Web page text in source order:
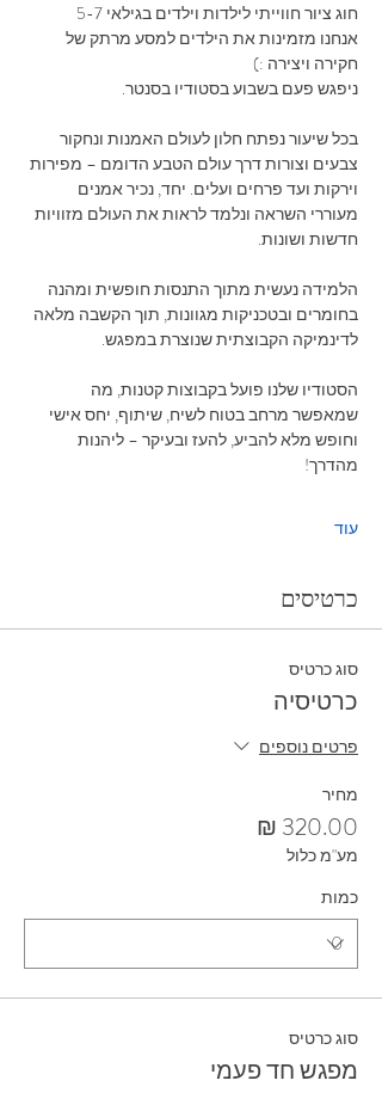
חוג ציור חווייתי לילדות וילדים בגילאי 5-7
אנחנו מזמינות את הילדים למסע מרתק של
חקירה ויצירה :)
ניפגש פעם בשבוע בסטודיו בסנטר.
בכל שיעור נפתח חלון לעולם האמנות ונחקור
צבעים וצורות דרך עולם הטבע הדומם – מפירות
וירקות ועד פרחים ועלים. יחד, נכיר אמנים
מעוררי השראה ונלמד לראות את העולם מזוויות
חדשות ושונות.
הלמידה נעשית מתוך התנסות חופשית ומהנה
בחומרים ובטכניקות מגוונות, תוך הקשבה מלאה
לדינמיקה הקבוצתית שנוצרת במפגש.
הסטודיו שלנו פועל בקבוצות קטנות, מה
שמאפשר מרחב בטוח לשיח, שיתוף, יחס אישי
וחופש מלא להביע, להעז ובעיקר – ליהנות
מהדרך!
עוד
כרטיסים
סוג כרטיס
כרטיסיה
פרטים נוספים
מחיר
מע"מ כלול
כמות
סוג כרטיס
מפגש חד פעמי